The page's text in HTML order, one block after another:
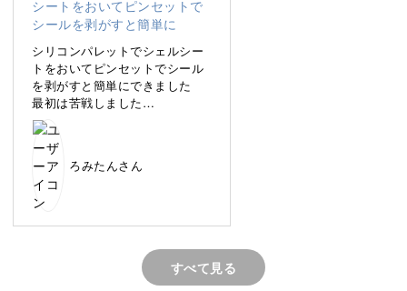
感、それぞれにこだわった3種類のアートをレッスンして
いきますよ。
質感の違うキラキラアートが習得できれば、コーディネー
トの幅が大きく広がります♪
シリコンパレットでシェルシー
トをおいてピンセットでシール
を剥がすと簡単にできました
最初は苦戦しました
小さいシェルシートはシールか
らはがしにくかったです
なんとか綺麗にできましたが時
間かかりました🎵まだまだ練習
します
ろみたんさん
すべて見る